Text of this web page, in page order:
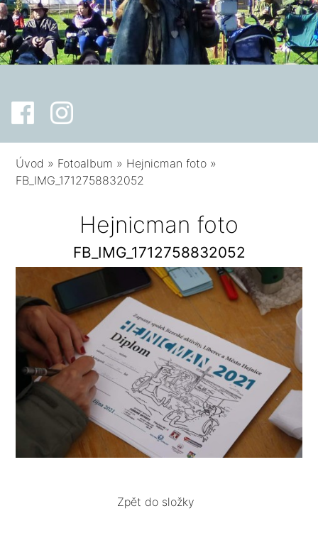
Úvod » Fotoalbum » Hejnicman foto »
FB_IMG_1712758832052
Hejnicman foto
FB_IMG_1712758832052
Zpět do složky